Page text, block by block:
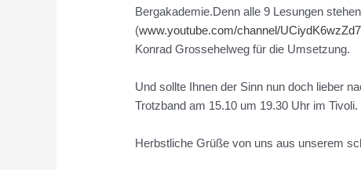
Bergakademie.Denn alle 9 Lesungen
(www.youtube.com/channel/
Konrad Grossehelweg für die Umsetzung.
Und sollte Ihnen der Sinn nun doch lieber
Trotzband am 15.10 um 19.30 Uhr im
Herbstliche Grüße von uns aus unserem